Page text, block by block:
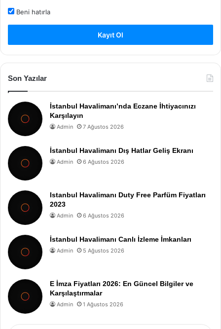
Beni hatırla
Kayıt Ol
Son Yazılar
İstanbul Havalimanı’nda Eczane İhtiyacınızı
Karşılayın
Admin 7 Ağustos 2026
İstanbul Havalimanı Dış Hatlar Geliş Ekranı
Admin 6 Ağustos 2026
Istanbul Havalimanı Duty Free Parfüm Fiyatları
2023
Admin 6 Ağustos 2026
İstanbul Havalimanı Canlı İzleme İmkanları
Admin 5 Ağustos 2026
E İmza Fiyatları 2026: En Güncel Bilgiler ve
Karşılaştırmalar
Admin 1 Ağustos 2026